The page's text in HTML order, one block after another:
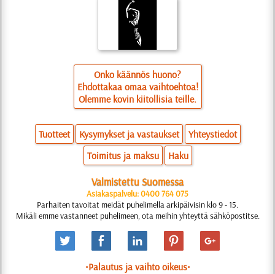
Onko käännös huono?
Ehdottakaa omaa vaihtoehtoa!
Olemme kovin kiitollisia teille.
Tuotteet Kysymykset ja vastaukset
Yhteystiedot
Toimitus ja maksu
Haku
Valmistettu Suomessa
Asiakaspalvelu: 0400 764 075
Parhaiten tavoitat meidät puhelimella arkipäivisin klo 9 - 15.
Mikäli emme vastanneet puhelimeen, ota meihin yhteyttä sähköpostitse.
•Palautus ja vaihto oikeus•